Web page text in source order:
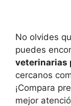
No olvides
puedes
veterinarias
cercanos
¡Compara
mejor